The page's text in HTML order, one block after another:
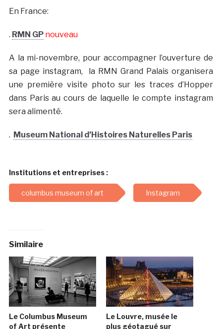
En France:
. RMN GP nouveau
A la mi-novembre, pour accompagner l’ouverture de
sa page instagram, la RMN Grand Palais organisera
une première visite photo sur les traces d’Hopper
dans Paris au cours de laquelle le compte instagram
sera alimenté.
. Museum National d’Histoires Naturelles Paris
Institutions et entreprises :
columbus museum of art Instagram
Similaire
Le Columbus Museum
of Art présente
Le Louvre, musée le
plus géotagué sur